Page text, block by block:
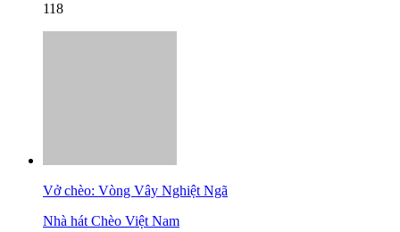
118
Vở chèo: Vòng Vây Nghiệt Ngã
Nhà hát Chèo Việt Nam